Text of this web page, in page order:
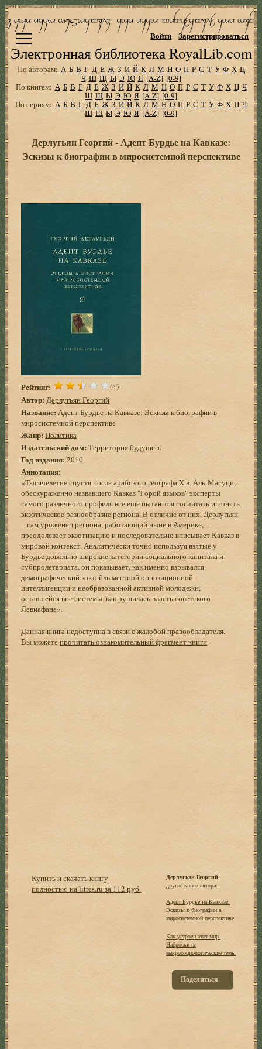
Электронная библиотека RoyalLib.com
Войти Зарегистрироваться
По авторам: А Б В Г Д Е Ж З И Й К Л М Н О П Р С Т У Ф Х Ц
Ч Ш Щ Ы Э Ю Я [A-Z] [0-9]
По книгам: А Б В Г Д Е Ж З И Й К Л М Н О П Р С Т У Ф Х Ц Ч
Ш Щ Ы Э Ю Я [A-Z] [0-9]
По сериям: А Б В Г Д Е Ж З И Й К Л М Н О П Р С Т У Ф Х Ц Ч
Ш Щ Ы Э Ю Я [A-Z] [0-9]
Дерлугьян Георгий - Адепт Бурдье на Кавказе:
Эскизы к биографии в миросистемной перспективе
Рейтинг: (4)
Автор: Дерлугьян Георгий
Название: Адепт Бурдье на Кавказе: Эскизы к биографии в
миросистемной перспективе
Жанр: Политика
Издательский дом: Территория будущего
Год издания:2010
Аннотация:
«Тысячелетие спустя после арабского географа X в. Аль-Масуци,
обескураженно назвавшего Кавказ "Горой языков" эксперты
самого различного профиля все еще пытаются сосчитать и понять
экзотическое разнообразие региона. В отличие от них, Дерлугьян
– сам уроженец региона, работающий ныне в Америке, –
преодолевает экзотизацию и последовательно вписывает Кавказ в
мировой контекст. Аналитически точно используя взятые у
Бурдье довольно широкие категории социального капитала и
субпролетариата, он показывает, как именно взрывался
демографический коктейль местной оппозиционной
интеллигенции и необразованной активной молодежи,
оставшейся вне системы, как рушилась власть советского
Левиафана».
Данная книга недоступна в связи с жалобой правообладателя.
Вы можетепрочитать ознакомительный фрагмент книги.
Купить и скачать книгу
полностью на litres.ru за 112 руб.
Дерлугьян Георгий
другие книги автора:
Адепт Бурдье на Кавказе:
Эскизы к биографии в
миросистемной перспективе
Как устроен этот мир.
Наброски на
макросоциологические темы
Поделиться